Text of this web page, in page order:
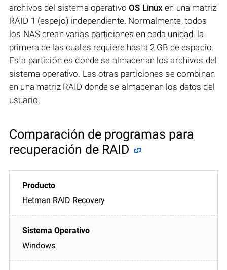
archivos del sistema operativoOS Linux en una matriz
RAID 1 (espejo) independiente. Normalmente, todos
los NAS crean varias particiones en cada unidad, la
primera de las cuales requiere hasta 2 GB de espacio.
Esta partición es donde se almacenan los archivos del
sistema operativo. Las otras particiones se combinan
en una matriz RAID donde se almacenan los datos del
usuario.
Comparación de programas para
recuperación de RAID
Hetman RAID Recovery
Windows